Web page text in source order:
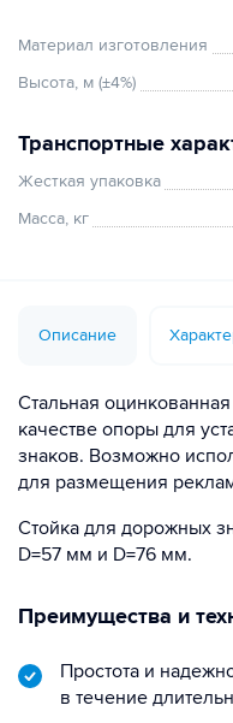
Материал изготовления
Высота, м (±4%)
Транспортные
Жесткая упаковка
Масса, кг
Описание
Стальная
качестве опоры для
знаков. Возможно
для размещения
Стойка для дорожных
D=57 мм и D=76 мм.
Преимущества и
Простота и
в течение